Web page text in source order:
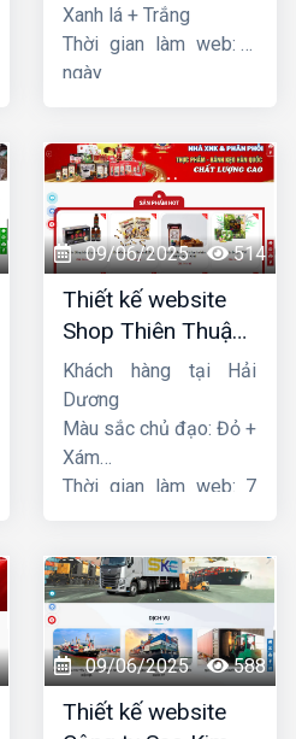
Xanh lá + Trắng
Thời gian làm web: 7
ngày
09/06/2025 514
Thiết kế website
Shop Thiên Thuận
Phát
Khách hàng tại Hải
Dương
Màu sắc chủ đạo: Đỏ +
Xám
Thời gian làm web: 7
09/06/2025 588
Thiết kế website